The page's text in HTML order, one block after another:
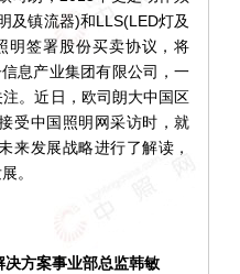
及镇流器)和LLS(LED灯及
明签署股份买卖协议，将
息产业集团有限公司，一
。近日，欧司朗大中国区
受中国照明网采访时，就
来发展战略进行了解读，
。
方案事业部总监韩敏